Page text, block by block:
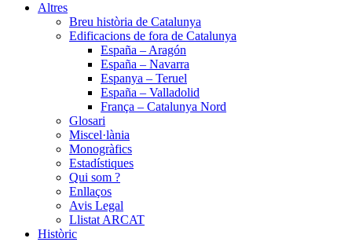
Altres
Breu història de Catalunya
Edificacions de fora de Catalunya
España – Aragón
España – Navarra
Espanya – Teruel
España – Valladolid
França – Catalunya Nord
Glosari
Miscel·lània
Monogràfics
Estadístiques
Qui som ?
Enllaços
Avis Legal
Llistat ARCAT
Històric